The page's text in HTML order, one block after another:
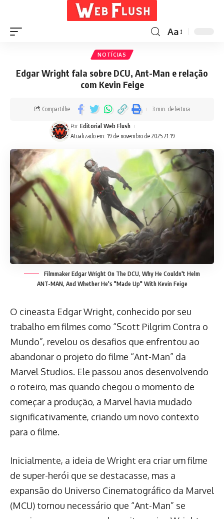
Aa
NOTÍCIAS
Edgar Wright fala sobre DCU, Ant-Man e relação
com Kevin Feige
Atualizado em: 19 de novembro de 2025 21:19
Por Editorial Web Flush
Compartilhe 3 min. de leitura
Filmmaker Edgar Wright On The DCU, Why He Couldn't Helm
ANT-MAN, And Whether He's "Made Up" With Kevin Feige
O cineasta Edgar Wright, conhecido por seu
trabalho em filmes como “Scott Pilgrim Contra o
Mundo”, revelou os desafios que enfrentou ao
abandonar o projeto do filme “Ant-Man” da
Marvel Studios. Ele passou anos desenvolvendo
o roteiro, mas quando chegou o momento de
começar a produção, a Marvel havia mudado
significativamente, criando um novo contexto
para o filme.
Inicialmente, a ideia de Wright era criar um filme
de super-herói que se destacasse, mas a
expansão do Universo Cinematográfico da Marvel
(MCU) tornou necessário que “Ant-Man” se